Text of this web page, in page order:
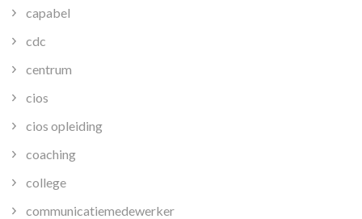
capabel
cdc
centrum
cios
cios opleiding
coaching
college
communicatiemedewerker